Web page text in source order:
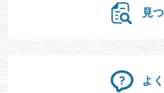
見
よ